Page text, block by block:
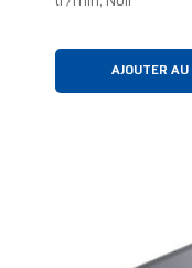
AJOUTER AU